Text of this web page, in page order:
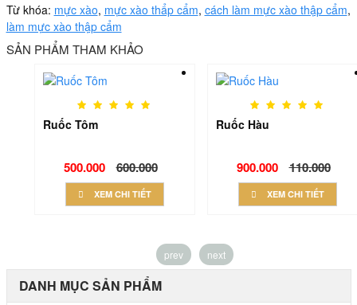
Từ khóa: mực xào, mực xào thẩp cẩm, cách làm mực xào thập cẩm,
làm mực xào thập cẩm
SẢN PHẨM THAM KHẢO
Ruốc Tôm
500.000
Regular
price
600.000
XEM CHI TIẾT
Ruốc Hàu
900.000
Regular
price
110.000
XEM CHI TIẾT
prev next
DANH MỤC SẢN PHẨM